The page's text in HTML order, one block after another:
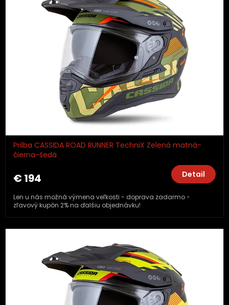
Prilba CASSIDA ROAD RUNNER TechniX Zelená matná-
čierna-šedá
€ 194 Detail
Len u nás možná výmena veľkosti - doprava zadarmo -
zľavový kupón 2% na ďalšiu objednávku!